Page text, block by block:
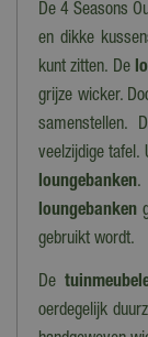
De 4 Seasons
en dikke
kunt zitten. De
grijze wicker.
samenstellen.
veelzijdige tafel.
loungebanken.
loungebanken
gebruikt wordt.
De
oerdegelijk